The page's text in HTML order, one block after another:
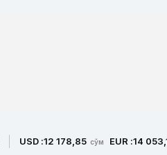
USD :12 178,85 сўм EUR :14